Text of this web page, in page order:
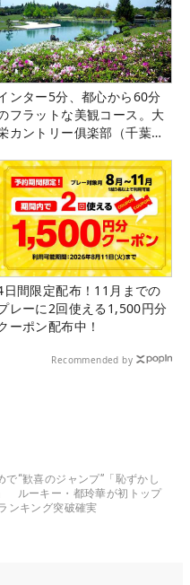
ンター5分、都心から60分
フラットな美観コース。大
カントリー俱楽部（千葉
日間限定配布！11月までの
レーに2回使える1,500円分
ーポン配布中！
Recommended by
で“歓喜のジャンプ”「恥ずかし
ルーキー・都玲華が初トップ
ンキング突破確実